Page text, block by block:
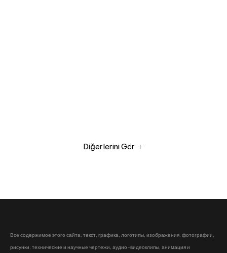
Diğerlerini Gör
Все содержимое этого сайта; текст, графика, логотипы, изображения, фотографии,
рисунки, технические и научные чертежи, аудио-видеоклипы, анимация и